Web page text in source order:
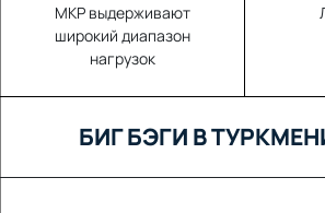
МКР выдерживают
широкий диапазон
нагрузок
БИГ БЭГИ В